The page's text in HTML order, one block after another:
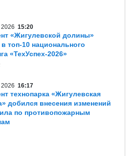
15:20
«Жигулевской долины»
топ-10 национального
«ТехУспех-2026»
16:17
технопарка «Жигулевская
добился внесения изменений
по противопожарным